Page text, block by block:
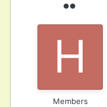
Members